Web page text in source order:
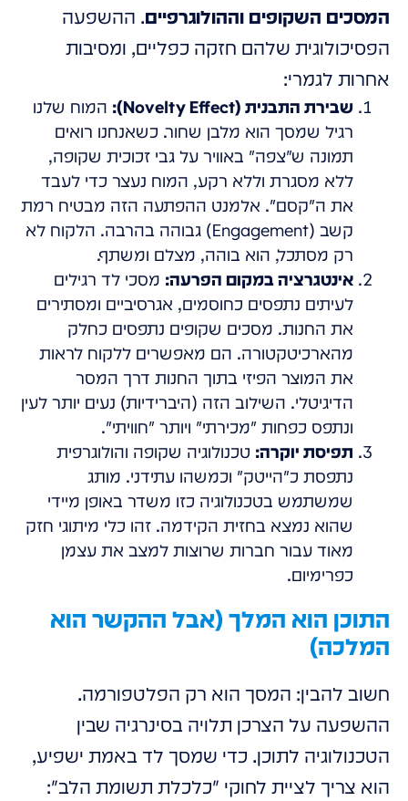
המסכים השקופים וההולוגרפיים. ההשפעה
הפסיכולוגית שלהם חזקה כפליים, ומסיבות
אחרות לגמרי:
שבירת התבנית (Novelty Effect):
המוח שלנו
רגיל שמסך הוא מלבן שחור. כשאנחנו רואים
תמונה ש"צפה" באוויר על גבי זכוכית שקופה,
ללא מסגרת וללא רקע, המוח נעצר כדי לעבד
את ה"קסם". אלמנט ההפתעה הזה מבטיח רמת
קשב (Engagement) גבוהה בהרבה. הלקוח לא
רק מסתכל, הוא בוהה, מצלם ומשתף.
אינטגרציה במקום הפרעה: מסכי לד רגילים
לעיתים נתפסים כחוסמים, אגרסיביים ומסתירים
את החנות. מסכים שקופים נתפסים כחלק
מהארכיטקטורה. הם מאפשרים ללקוח לראות
את המוצר הפיזי בתוך החנות דרך המסר
הדיגיטלי. השילוב הזה (היברידיות) נעים יותר לעין
ונתפס כפחות "מכירתי" ויותר "חוויתי".
תפיסת יוקרה: טכנולוגיה שקופה והולוגרפית
נתפסת כ"הייטק" וכמשהו עתידני. מותג
שמשתמש בטכנולוגיה כזו משדר באופן מיידי
שהוא נמצא בחזית הקידמה. זהו כלי מיתוגי חזק
מאוד עבור חברות שרוצות למצב את עצמן
כפרימיום.
התוכן הוא המלך (אבל ההקשר הוא
המלכה)
חשוב להבין: המסך הוא רק הפלטפורמה.
ההשפעה על הצרכן תלויה בסינרגיה שבין
הטכנולוגיה לתוכן. כדי שמסך לד באמת ישפיע,
הוא צריך לציית לחוקי "כלכלת תשומת הלב":